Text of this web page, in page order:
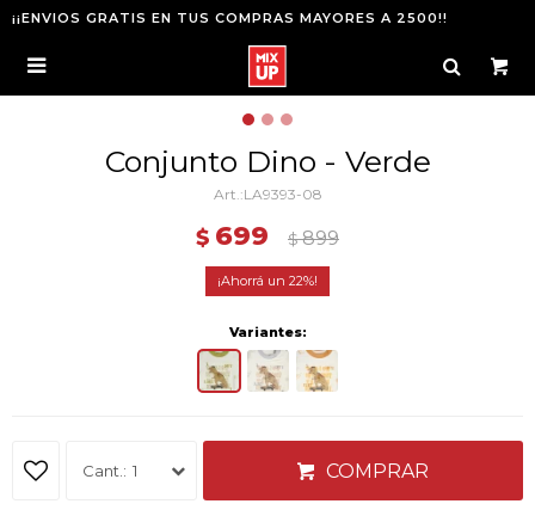
¡¡ENVIOS GRATIS EN TUS COMPRAS MAYORES A 2500!!

Conjunto Dino - Verde
LA9393-08
$ 699 $ 899
22
Variantes:
1 COMPRAR